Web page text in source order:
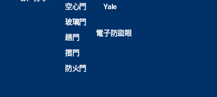
空心門
玻璃門
趟門
摺門
防火門
Yale
電子防盜眼